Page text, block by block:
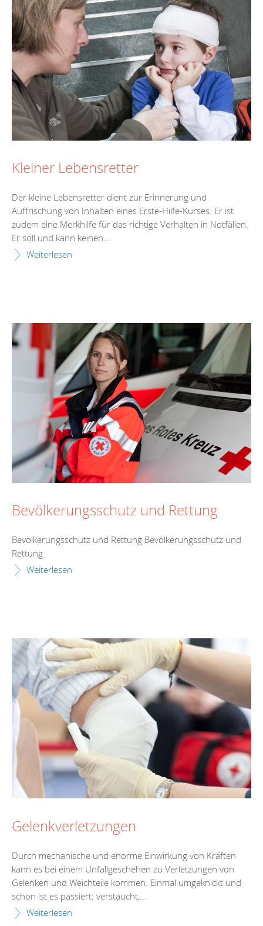
Kleiner Lebensretter
Der kleine Lebensretter dient zur Erinnerung und
Auffrischung von Inhalten eines Erste-Hilfe-Kurses. Er ist
zudem eine Merkhilfe für das richtige Verhalten in Notfällen.
Er soll und kann keinen...
Weiterlesen
Bevölkerungsschutz und Rettung
Bevölkerungsschutz und Rettung Bevölkerungsschutz und
Rettung
Weiterlesen
Gelenkverletzungen
Durch mechanische und enorme Einwirkung von Kräften
kann es bei einem Unfallgeschehen zu Verletzungen von
Gelenken und Weichteile kommen. Einmal umgeknickt und
schon ist es passiert: verstaucht,...
Weiterlesen